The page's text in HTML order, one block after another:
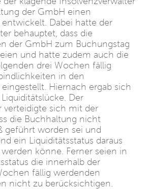
der GmbH einen
entwickelt. Dabei hatte der
behauptet, dass die
der GmbH zum Buchungstag
und hatte zudem auch die
drei Wochen fällig
in den
eingestellt. Hiernach ergab sich
Der
verteidigte sich mit der
die Buchhaltung nicht
geführt worden sei und
ein Liquiditätsstatus daraus
könne. Ferner seien in
die innerhalb der
fällig werdenden
nicht zu berücksichtigen.